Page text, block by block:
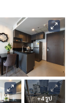
+4 รูป